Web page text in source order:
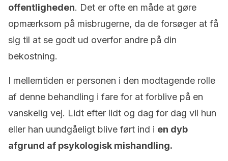
offentligheden. Det er ofte en måde at gøre
opmærksom på misbrugerne, da de forsøger at få
sig til at se godt ud overfor andre på din
bekostning.
I mellemtiden er personen i den modtagende rolle
af ​​denne behandling i fare for at forblive på en
vanskelig vej. Lidt efter lidt og dag for dag vil hun
eller han uundgåeligt blive ført ind i en dyb
afgrund af psykologisk mishandling.